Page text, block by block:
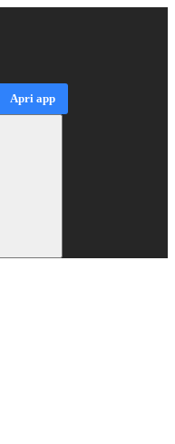
Apri app